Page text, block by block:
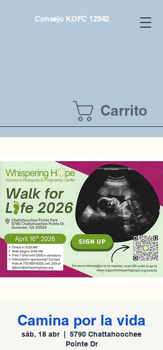
Consejo KOFC 12942
Carrito
Camina por la vida
sáb, 18 abr
  |
5790 Chattahoochee
Pointe Dr